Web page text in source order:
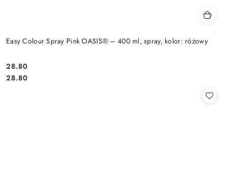
Easy Colour Spray Pink OASIS® – 400 ml, spray, kolor: różowy
Cena:
28.80
Cena:
28.80